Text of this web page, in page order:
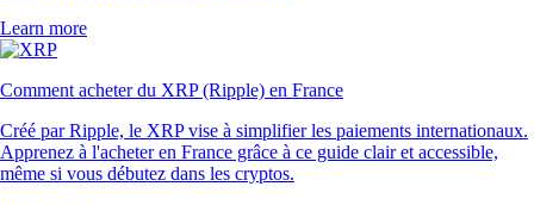
Learn more
Comment acheter du XRP (Ripple) en France
Créé par Ripple, le XRP vise à simplifier les paiements internationaux.
Apprenez à l'acheter en France grâce à ce guide clair et accessible,
même si vous débutez dans les cryptos.